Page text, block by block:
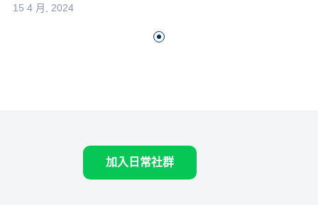
15 4 月, 2024
加入日常社群